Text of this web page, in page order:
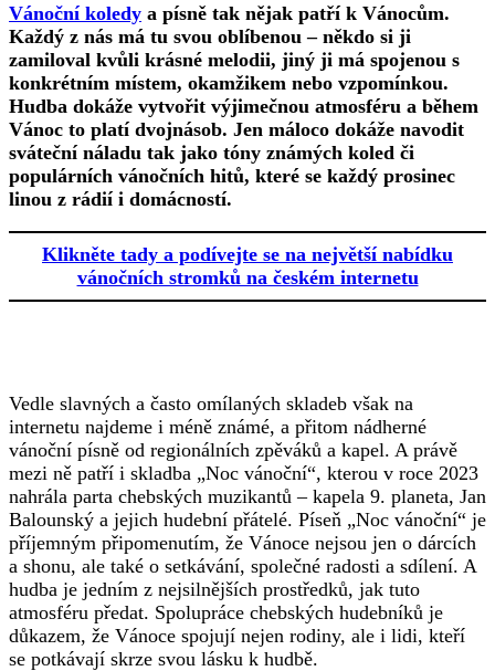
Vánoční koledy a písně tak nějak patří k Vánocům.
Každý z nás má tu svou oblíbenou – někdo si ji
zamiloval kvůli krásné melodii, jiný ji má spojenou s
konkrétním místem, okamžikem nebo vzpomínkou.
Hudba dokáže vytvořit výjimečnou atmosféru a během
Vánoc to platí dvojnásob. Jen máloco dokáže navodit
sváteční náladu tak jako tóny známých koled či
populárních vánočních hitů, které se každý prosinec
linou z rádií i domácností.
Klikněte tady a podívejte se na největší nabídku
vánočních stromků na českém internetu
Vedle slavných a často omílaných skladeb však na
internetu najdeme i méně známé, a přitom nádherné
vánoční písně od regionálních zpěváků a kapel. A právě
mezi ně patří i skladba „Noc vánoční“, kterou v roce 2023
nahrála parta chebských muzikantů – kapela 9. planeta, Jan
Balounský a jejich hudební přátelé. Píseň „Noc vánoční“ je
příjemným připomenutím, že Vánoce nejsou jen o dárcích
a shonu, ale také o setkávání, společné radosti a sdílení. A
hudba je jedním z nejsilnějších prostředků, jak tuto
atmosféru předat. Spolupráce chebských hudebníků je
důkazem, že Vánoce spojují nejen rodiny, ale i lidi, kteří
se potkávají skrze svou lásku k hudbě.